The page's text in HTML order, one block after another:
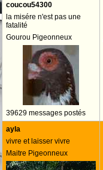
coucou54300
la misére n'est pas une
fatalité
Gourou Pigeonneux
39629 messages postés
ayla
vivre et laisser vivre
Maitre Pigeonneux